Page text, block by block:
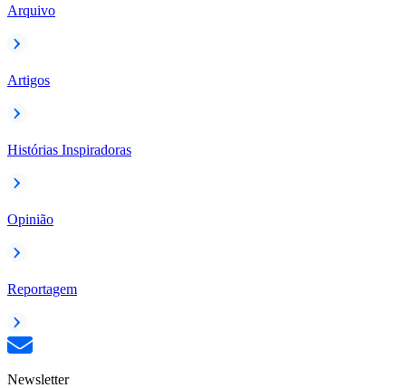
Arquivo
Artigos
Histórias Inspiradoras
Opinião
Reportagem
Newsletter